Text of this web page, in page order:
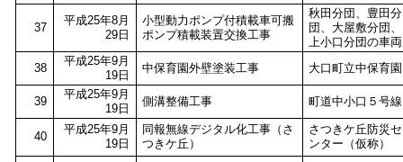
37
平成25年8月
29日
小型動力ポンプ付積載車可搬
ポンプ積載装置交換工事
秋田分団、豊田分
団、大屋敷分団、
上小口分団の車両
38
平成25年9月
19日
中保育園外壁塗装工事 大口町立中保育園
39
平成25年9月
19日
側溝整備工事 町道中小口５号線
40
平成25年9月
19日
同報無線デジタル化工事（さ
つきケ丘）
さつきケ丘防災セ
ンター（仮称）